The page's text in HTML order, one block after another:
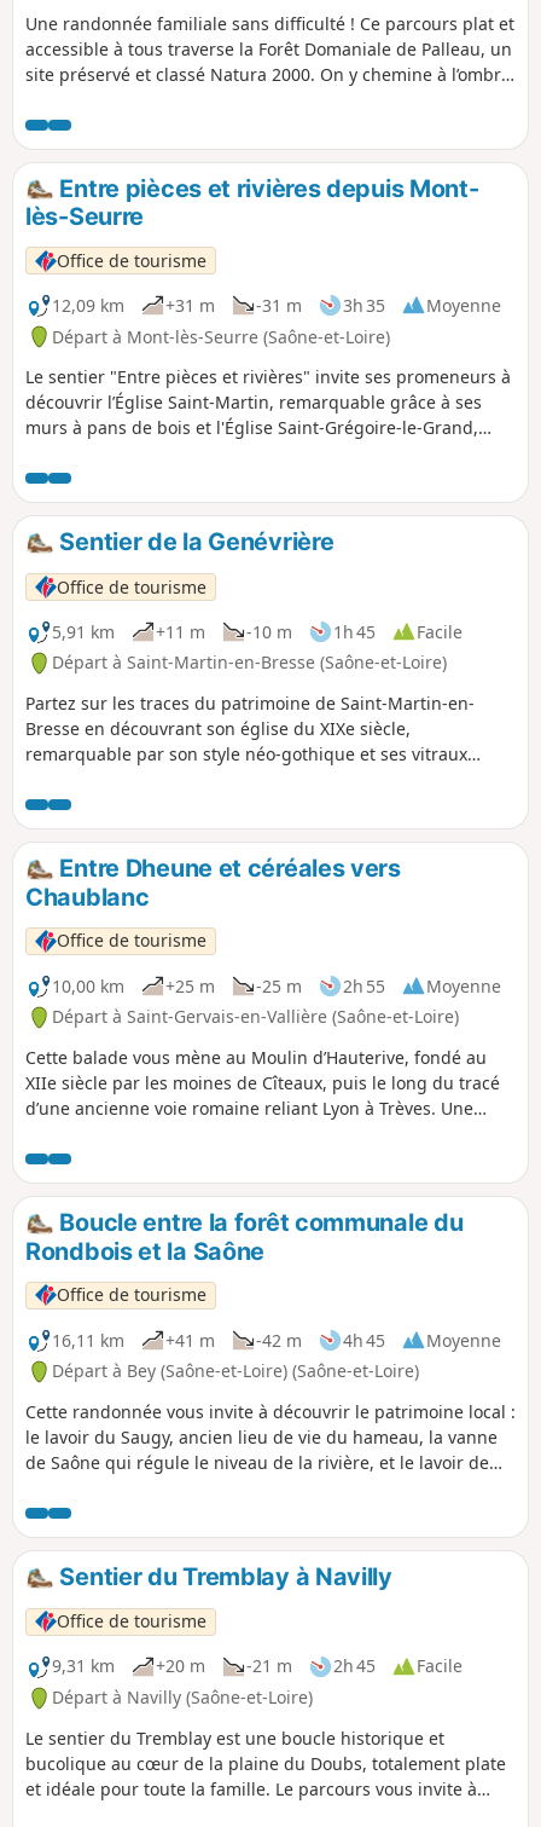
Une randonnée familiale sans difficulté ! Ce parcours plat et
accessible à tous traverse la Forêt Domaniale de Palleau, un
site préservé et classé Natura 2000. On y chemine à l’ombre
faune de la forêt de Palleau est sans aucun doute sa
population d'oiseaux, avec une diversité et une densité
remarquables de certaines espèces. Par exemple, la densité
des pics mar est l'une des plus fortes de France. La forêt de
Palleau est gérée de manière active par l’Office National des
Forêts (ONF). La sylviculture dans la forêt repose sur une
gestion raisonnée et durable, où la production de bois est
conciliée avec la préservation des richesses écologiques.
Grâce à une exploitation en futaie irrégulière et à la
régénération naturelle, la forêt conserve sa biodiversité tout
en répondant aux besoins économiques locaux.
Entre pièces et rivières depuis Mont-
lès-Seurre
Office de tourisme
12,09 km
+31 m -31 m 3h 35
Moyenne
Départ à Mont-lès-Seurre (Saône-et-Loire)
Le sentier "Entre pièces et rivières" invite ses promeneurs à
découvrir l’Église Saint-Martin, remarquable grâce à ses
murs à pans de bois et l'Église Saint-Grégoire-le-Grand,
comtois à tuiles vernissées. Au fil du parcours, se trouve le
hameau de Chazelle, où chevaux et bovins pâturent
paisiblement dans les prairies l'été.
Sentier de la Genévrière
Office de tourisme
5,91 km
+11 m -10 m 1h 45
Facile
Départ à Saint-Martin-en-Bresse (Saône-et-Loire)
Partez sur les traces du patrimoine de Saint-Martin-en-
Bresse en découvrant son église du XIXe siècle,
remarquable par son style néo-gothique et ses vitraux
d’échanges entre la Bresse et Chalon, aujourd’hui disparue
mais riche d’histoire.
Entre Dheune et céréales vers
Chaublanc
Office de tourisme
10,00 km
+25 m -25 m 2h 55
Moyenne
Départ à Saint-Gervais-en-Vallière (Saône-et-Loire)
Cette balade vous mène au Moulin d’Hauterive, fondé au
XIIe siècle par les moines de Cîteaux, puis le long du tracé
d’une ancienne voie romaine reliant Lyon à Trèves. Une
bourguignonne.
Boucle entre la forêt communale du
Rondbois et la Saône
Office de tourisme
16,11 km
+41 m -42 m 4h 45
Moyenne
Départ à Bey (Saône-et-Loire) (Saône-et-Loire)
Cette randonnée vous invite à découvrir le patrimoine local :
le lavoir du Saugy, ancien lieu de vie du hameau, la vanne
de Saône qui régule le niveau de la rivière, et le lavoir de
entre nature et mémoire du village.
Sentier du Tremblay à Navilly
Office de tourisme
9,31 km
+20 m -21 m 2h 45
Facile
Départ à Navilly (Saône-et-Loire)
Le sentier du Tremblay est une boucle historique et
bucolique au cœur de la plaine du Doubs, totalement plate
et idéale pour toute la famille. Le parcours vous invite à